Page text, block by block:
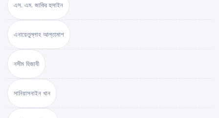
এস. এম. জাকির হুসাইন
এনায়েতুল্লাহ আল্‌তামাশ
নসীম হিজাযী
সানিয়াসনাইন খান